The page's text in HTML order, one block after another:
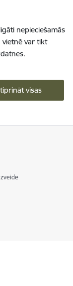
nepieciešamās
vietnē var tikt
visas